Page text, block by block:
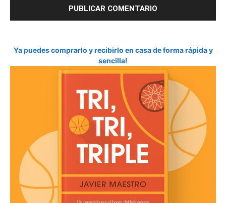
Ya puedes comprarlo y recibirlo en casa de forma rápida y
sencilla!